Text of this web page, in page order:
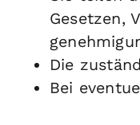
Gesetzen,
Die
Bei